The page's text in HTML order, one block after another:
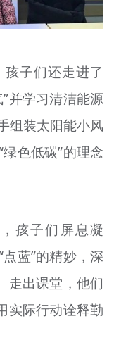
子们还走进了
并学习清洁能源
组装太阳能小风
色低碳”的理念
孩子们屏息凝
蓝”的精妙，深
走出课堂，他们
实际行动诠释勤